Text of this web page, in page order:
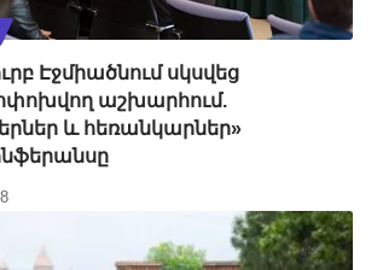
Էջմիածնում սկսվեց
աշխարհում.
և հեռանկարներ»